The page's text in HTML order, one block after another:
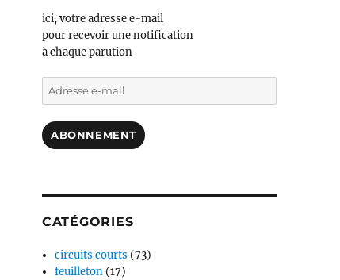
ici, votre adresse e-mail
pour recevoir une notification
à chaque parution
Adresse
e-
ABONNEMENT
CATÉGORIES
circuits courts (73)
feuilleton (17)